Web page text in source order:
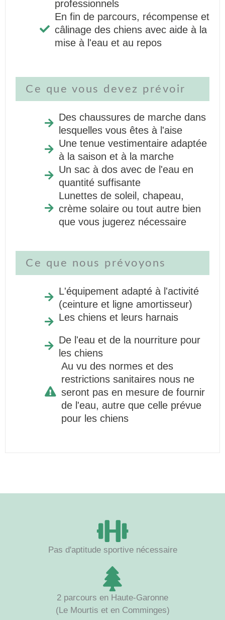
professionnels
En fin de parcours, récompense et
câlinage des chiens avec aide à la
mise à l'eau et au repos
Ce que vous devez prévoir
Des chaussures de marche dans
lesquelles vous êtes à l'aise
Une tenue vestimentaire adaptée
à la saison et à la marche
Un sac à dos avec de l'eau en
quantité suffisante
Lunettes de soleil, chapeau,
crème solaire ou tout autre bien
que vous jugerez nécessaire
Ce que nous prévoyons
L'équipement adapté à l'activité
(ceinture et ligne amortisseur)
Les chiens et leurs harnais
De l'eau et de la nourriture pour
les chiens
Au vu des normes et des
restrictions sanitaires nous ne
seront pas en mesure de fournir
de l'eau, autre que celle prévue
pour les chiens
Pas d'aptitude sportive nécessaire
2 parcours en Haute-Garonne
(Le Mourtis et en Comminges)